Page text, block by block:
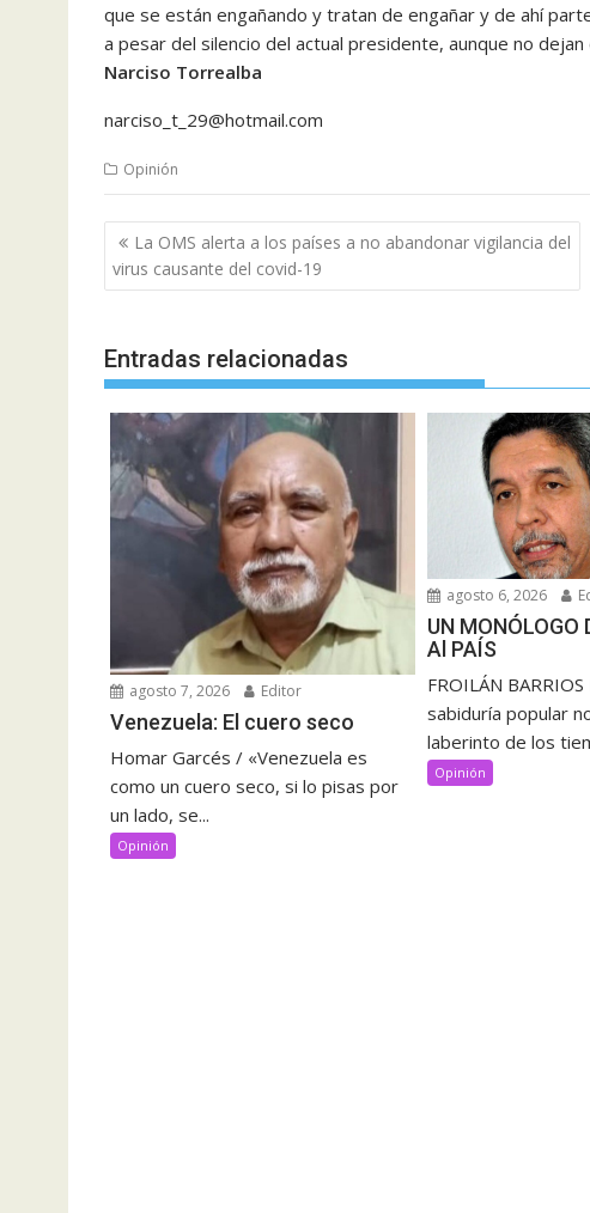
que se están engañando y tratan de engañar y de ahí
a pesar del silencio del actual presidente, aunque no
Narciso Torrealba
narciso_t_29@hotmail.com
Opinión
Navegación
de
entradas
La OMS alerta a los países a no abandonar vigilancia del
virus causante del covid-19
Entradas relacionadas
agosto 7, 2026 Editor
Venezuela: El cuero seco
Homar Garcés / «Venezuela es
como un cuero seco, si lo pisas por
un lado, se...
Opinión
agosto 6, 2026
UN MONÓLOGO
Al PAÍS
FROILÁN
sabiduría popular
laberinto de los
Opinión